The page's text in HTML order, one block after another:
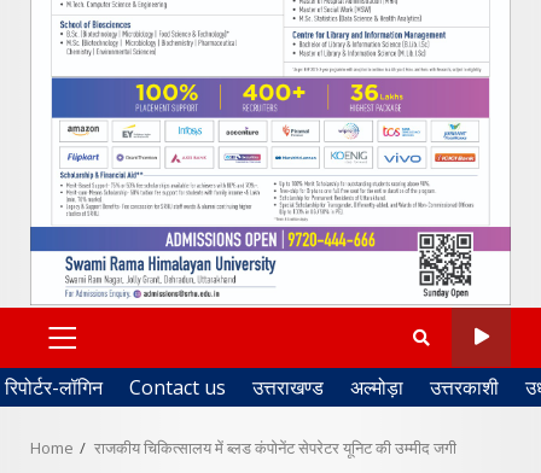
PRIMARY
MENU
रिपोर्टर-लॉगिन Contact us उत्तराखण्ड अल्मोड़ा उत्तरकाशी
Home राजकीय चिकित्सालय में ब्लड कंपोनेंट सेपरेटर यूनिट की उम्मीद जगी